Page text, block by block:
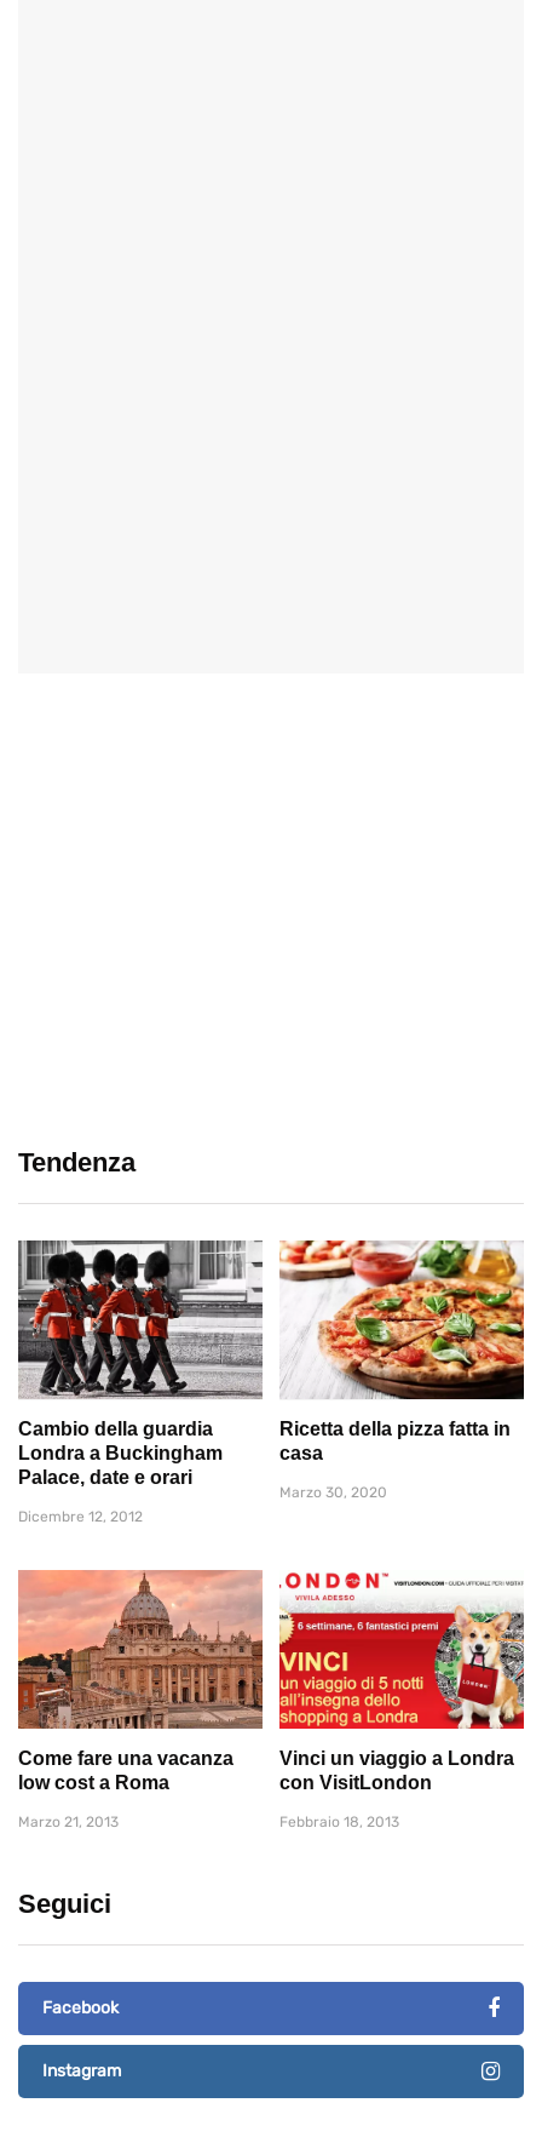
Tendenza
Cambio della guardia
Londra a Buckingham
Palace, date e orari
Dicembre 12, 2012
Ricetta della pizza fatta in
casa
Marzo 30, 2020
Come fare una vacanza
low cost a Roma
Marzo 21, 2013
Vinci un viaggio a Londra
con VisitLondon
Febbraio 18, 2013
Seguici
Facebook
Instagram